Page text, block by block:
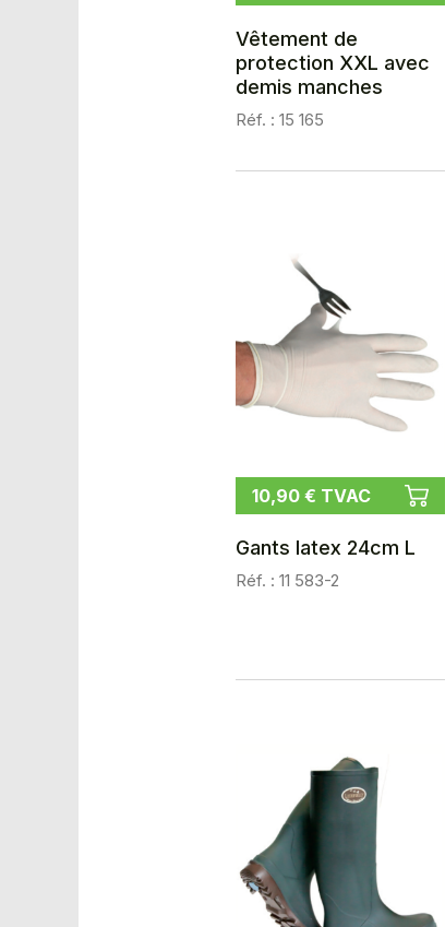
Vêtement de
protection XXL avec
demis manches
Réf. : 15 165
10,90 € TVAC
Gants latex 24cm L
Réf. : 11 583-2